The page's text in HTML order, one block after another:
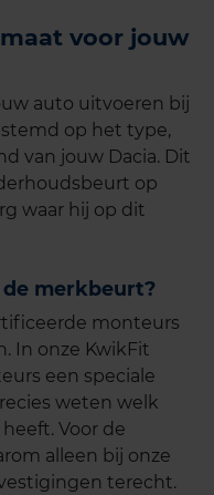
voor jouw
auto uitvoeren bij
op het type,
van jouw Dacia. Dit
op
waar hij op dit
merkbeurt?
monteurs
In onze KwikFit
een speciale
weten welk
Voor de
alleen bij onze
terecht.